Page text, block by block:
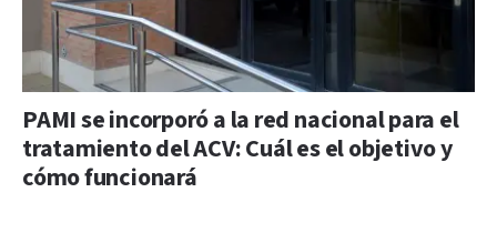
PAMI se incorporó a la red nacional para el
tratamiento del ACV: Cuál es el objetivo y
cómo funcionará